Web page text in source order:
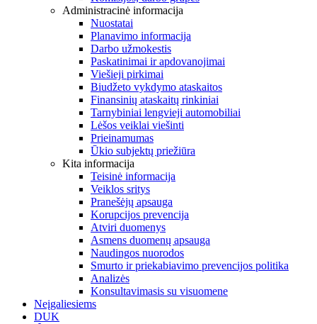
Administracinė informacija
Nuostatai
Planavimo informacija
Darbo užmokestis
Paskatinimai ir apdovanojimai
Viešieji pirkimai
Biudžeto vykdymo ataskaitos
Finansinių ataskaitų rinkiniai
Tarnybiniai lengvieji automobiliai
Lėšos veiklai viešinti
Prieinamumas
Ūkio subjektų priežiūra
Kita informacija
Teisinė informacija
Veiklos sritys
Pranešėjų apsauga
Korupcijos prevencija
Atviri duomenys
Asmens duomenų apsauga
Naudingos nuorodos
Smurto ir priekabiavimo prevencijos politika
Analizės
Konsultavimasis su visuomene
Neįgaliesiems
DUK